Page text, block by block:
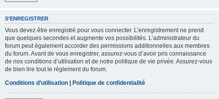
S’ENREGISTRER
Vous devez être enregistré pour vous connecter. L’enregistrement ne prend
que quelques secondes et augmente vos possibilités. L’administrateur du
forum peut également accorder des permissions additionnelles aux membres
du forum. Avant de vous enregistrer, assurez-vous d’avoir pris connaissance
de nos conditions d’utilisation et de notre politique de vie privée. Assurez-vous
de bien lire tout le règlement du forum.
Conditions d’utilisation | Politique de confidentialité